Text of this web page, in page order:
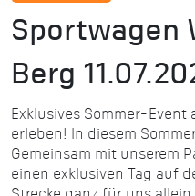
Sportwagen
Berg
Exklusives Sommer-Event
erleben! In diesem
Gemeinsam mit unserem
einen exklusiven Tag auf